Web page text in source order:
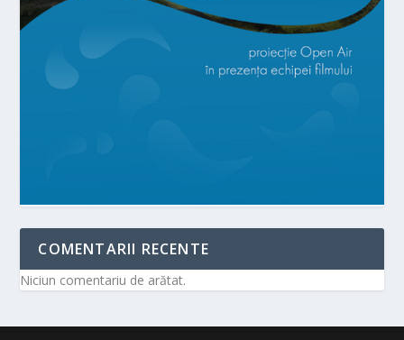
COMENTARII RECENTE
Niciun comentariu de arătat.